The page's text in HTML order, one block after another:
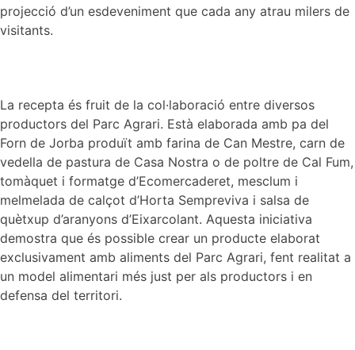
projecció d’un esdeveniment que cada any atrau milers de
visitants.
La recepta és fruit de la col·laboració entre diversos
productors del Parc Agrari. Està elaborada amb pa del
Forn de Jorba produït amb farina de Can Mestre, carn de
vedella de pastura de Casa Nostra o de poltre de Cal Fum,
tomàquet i formatge d’Ecomercaderet, mesclum i
melmelada de calçot d’Horta Sempreviva i salsa de
quètxup d’aranyons d’Eixarcolant. Aquesta iniciativa
demostra que és possible crear un producte elaborat
exclusivament amb aliments del Parc Agrari, fent realitat a
un model alimentari més just per als productors i en
defensa del territori.